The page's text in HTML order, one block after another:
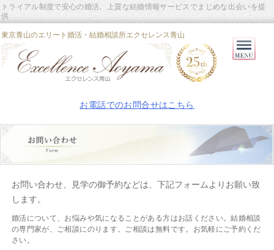
東京青山のエリート婚活・結婚相談所エクセレンス青山
トライアル制度で安心の婚活。上質な結婚情報サービスでまじめな出会いを提
供
お電話でのお問合せはこちら
お問い合わせ、見学の御予約などは、下記フォームよりお願い致
します。
婚活について、お悩みや気になることがある方はお話ください。結婚相談
の専門家が、ご相談にのります。ご相談は無料です。お気軽にご予約くだ
さい。